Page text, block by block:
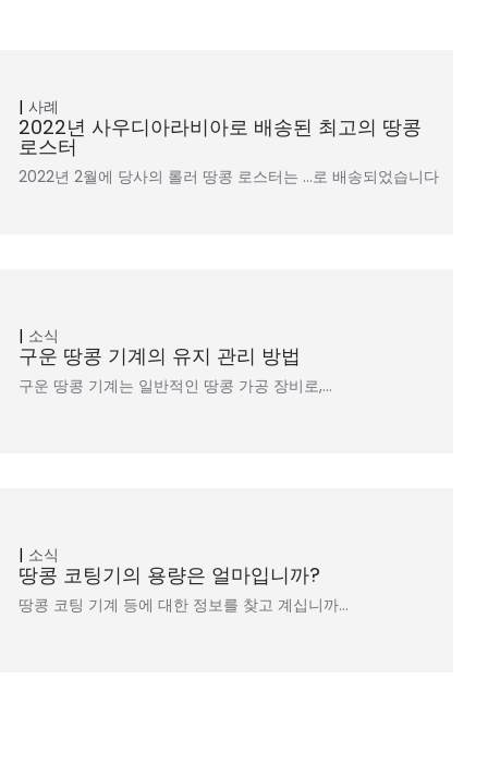
사례
2022년 사우디아라비아로 배송된 최고의 땅콩
로스터
2022년 2월에 당사의 롤러 땅콩 로스터는 …로 배송되었습니다
소식
구운 땅콩 기계의 유지 관리 방법
구운 땅콩 기계는 일반적인 땅콩 가공 장비로,…
소식
땅콩 코팅기의 용량은 얼마입니까?
땅콩 코팅 기계 등에 대한 정보를 찾고 계십니까…